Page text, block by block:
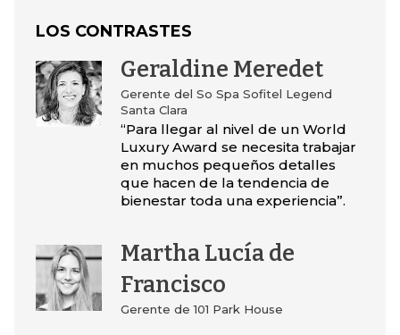
LOS CONTRASTES
Geraldine Meredet
Gerente del So Spa Sofitel Legend
Santa Clara
“Para llegar al nivel de un World
Luxury Award se necesita trabajar
en muchos pequeños detalles
que hacen de la tendencia de
bienestar toda una experiencia”.
Martha Lucía de
Francisco
Gerente de 101 Park House